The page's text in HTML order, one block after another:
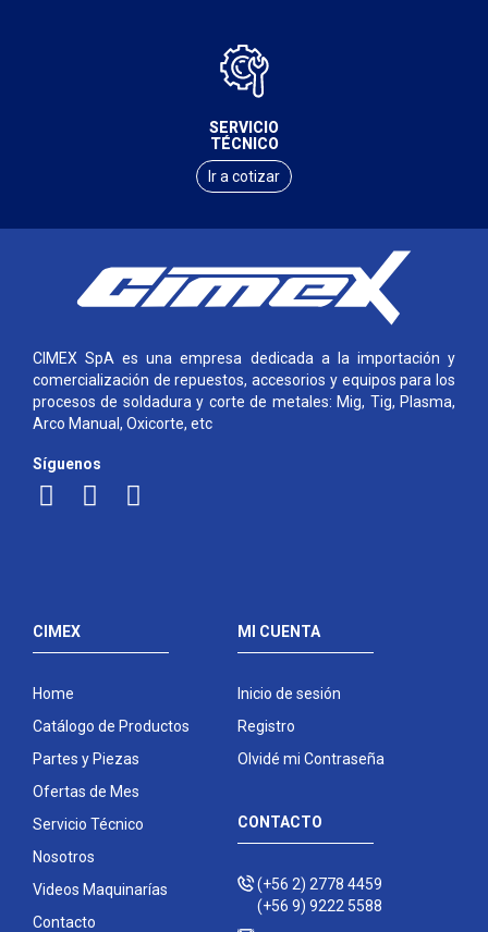
SERVICIO
TÉCNICO
Ir a cotizar
CIMEX SpA es una empresa dedicada a la importación y
comercialización de repuestos, accesorios y equipos para los
procesos de soldadura y corte de metales: Mig, Tig, Plasma,
Arco Manual, Oxicorte, etc
Síguenos
CIMEX
Home
Catálogo de Productos
Partes y Piezas
Ofertas de Mes
Servicio Técnico
Nosotros
Videos Maquinarías
Contacto
MI CUENTA
Inicio de sesión
Registro
Olvidé mi Contraseña
CONTACTO
(+56 2) 2778 4459
(+56 9) 9222 5588